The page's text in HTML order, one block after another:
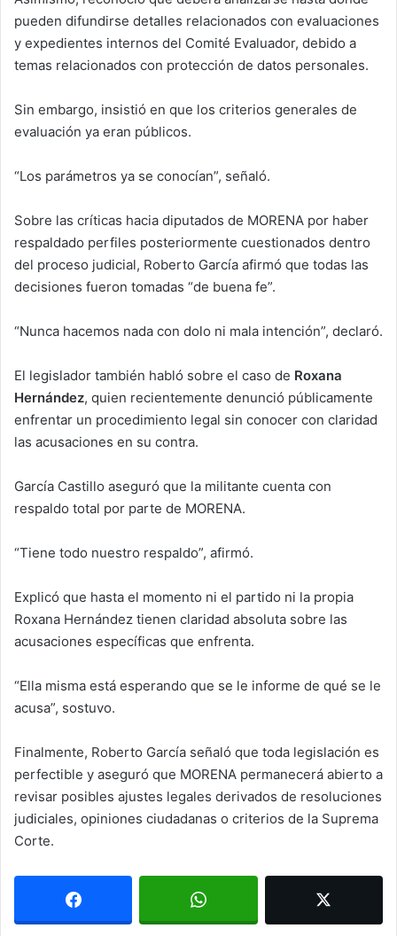
pueden difundirse detalles relacionados con evaluaciones
y expedientes internos del Comité Evaluador, debido a
temas relacionados con protección de datos personales.
Sin embargo, insistió en que los criterios generales de
evaluación ya eran públicos.
“Los parámetros ya se conocían”, señaló.
Sobre las críticas hacia diputados de MORENA por haber
respaldado perfiles posteriormente cuestionados dentro
del proceso judicial, Roberto García afirmó que todas las
decisiones fueron tomadas “de buena fe”.
“Nunca hacemos nada con dolo ni mala intención”, declaró.
El legislador también habló sobre el caso de Roxana
Hernández, quien recientemente denunció públicamente
enfrentar un procedimiento legal sin conocer con claridad
las acusaciones en su contra.
García Castillo aseguró que la militante cuenta con
respaldo total por parte de MORENA.
“Tiene todo nuestro respaldo”, afirmó.
Explicó que hasta el momento ni el partido ni la propia
Roxana Hernández tienen claridad absoluta sobre las
acusaciones específicas que enfrenta.
“Ella misma está esperando que se le informe de qué se le
acusa”, sostuvo.
Finalmente, Roberto García señaló que toda legislación es
perfectible y aseguró que MORENA permanecerá abierto a
revisar posibles ajustes legales derivados de resoluciones
judiciales, opiniones ciudadanas o criterios de la Suprema
Corte.